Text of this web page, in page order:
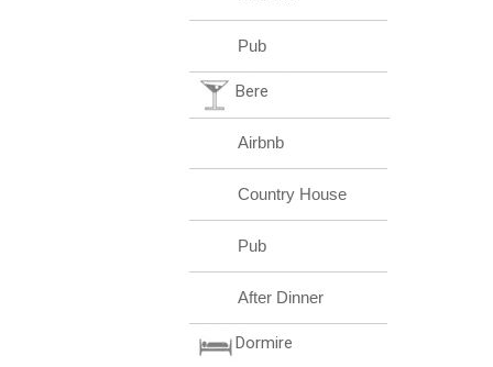
Pub
Bere
Airbnb
Country House
Pub
After Dinner
Dormire